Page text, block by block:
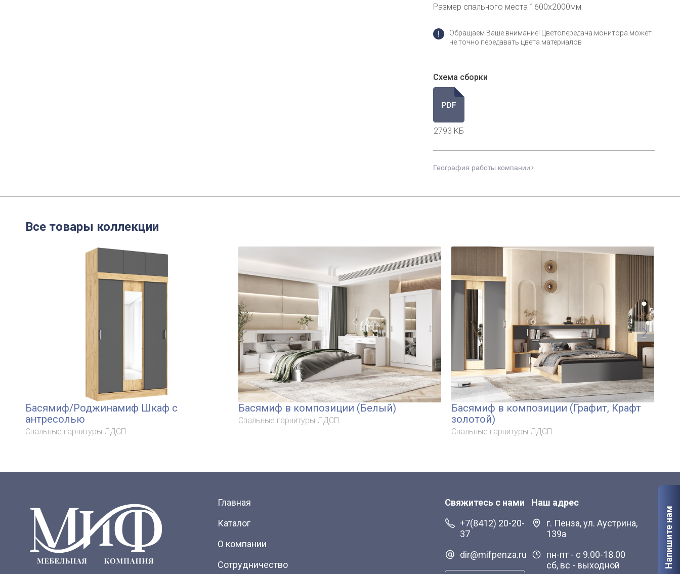
Размер спального места 1600х2000мм
Обращаем Ваше внимание! Цветопередача монитора может
не точно передавать цвета материалов
Схема сборки
2793 КБ
География работы компании
Все товары коллекции
Басямиф/Роджинамиф Шкаф с
антресолью
Спальные гарнитуры ЛДСП
Басямиф в композиции (Белый)
Спальные гарнитуры ЛДСП
Басямиф в композиции (Графит, Крафт
золотой)
Спальные гарнитуры ЛДСП
Главная
Каталог
О компании
Сотрудничество
Свяжитесь с нами
+7(8412) 20-20-
37
dir@mifpenza.ru
Наш адрес
г. Пенза, ул. Аустрина,
139а
пн-пт - с 9.00-18.00
сб, вс - выходной
Напишите нам